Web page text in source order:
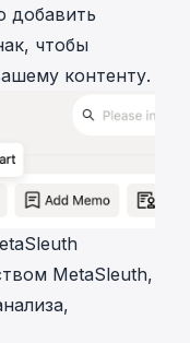
добавить
чтобы
контенту.
MetaSleuth,